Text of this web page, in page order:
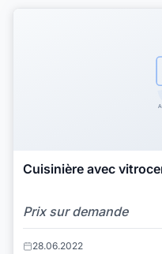
Cuisinière avec
Prix sur demande
28.06.2022